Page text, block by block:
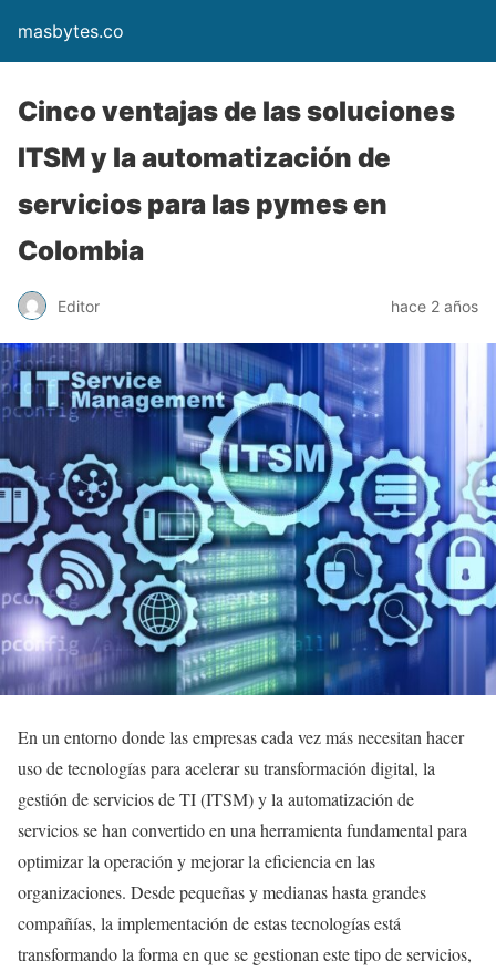
masbytes.co
Cinco ventajas de las soluciones
ITSM y la automatización de
servicios para las pymes en
Colombia
Editor hace 2 años
En un entorno donde las empresas cada vez más necesitan hacer
uso de tecnologías para acelerar su transformación digital, la
gestión de servicios de TI (ITSM) y la automatización de
servicios se han convertido en una herramienta fundamental para
optimizar la operación y mejorar la eficiencia en las
organizaciones. Desde pequeñas y medianas hasta grandes
compañías, la implementación de estas tecnologías está
transformando la forma en que se gestionan este tipo de servicios,